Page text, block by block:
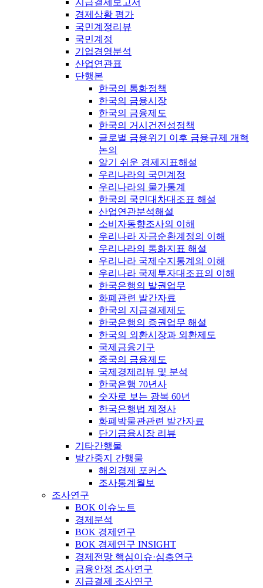
지급결제보고서
경제상황 평가
국민계정리뷰
국민계정
기업경영분석
산업연관표
단행본
한국의 통화정책
한국의 금융시장
한국의 금융제도
한국의 거시건전성정책
글로벌 금융위기 이후 금융규제 개혁
논의
알기 쉬운 경제지표해설
우리나라의 국민계정
우리나라의 물가통계
한국의 국민대차대조표 해설
산업연관분석해설
소비자동향조사의 이해
우리나라 자금순환계정의 이해
우리나라의 통화지표 해설
우리나라 국제수지통계의 이해
우리나라 국제투자대조표의 이해
한국은행의 발권업무
화폐관련 발간자료
한국의 지급결제제도
한국은행의 증권업무 해설
한국의 외환시장과 외환제도
국제금융기구
중국의 금융제도
국제경제리뷰 및 분석
한국은행 70년사
숫자로 보는 광복 60년
한국은행법 제정사
화폐박물관관련 발간자료
단기금융시장 리뷰
기타간행물
발간중지 간행물
해외경제 포커스
조사통계월보
조사연구
BOK 이슈노트
경제분석
BOK 경제연구
BOK 경제연구 INSIGHT
경제전망 핵심이슈·심층연구
금융안정 조사연구
지급결제 조사연구